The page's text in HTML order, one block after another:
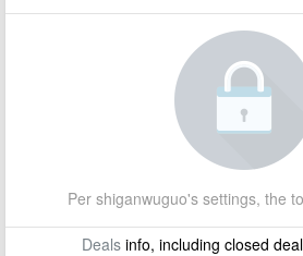
Per shiganwuguo's settings, the
Dealsinfo, including closed